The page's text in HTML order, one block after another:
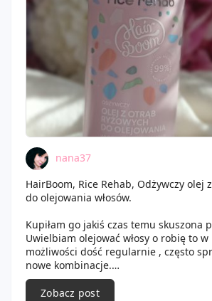
nana37
HairBoom, Rice Rehab, Odżywczy olej
do olejowania włosów.
Kupiłam go jakiś czas temu skuszona
Uwielbiam olejować włosy o robię to
możliwości dość regularnie , często
nowe kombinacje.
Opakowanie to wygodna plastikowa
Zobacz post